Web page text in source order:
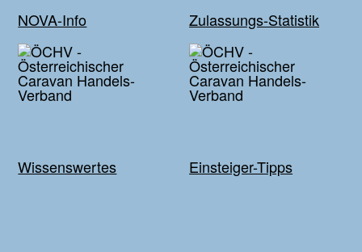
NOVA-Info Zulassungs-Statistik
Wissenswertes Einsteiger-Tipps